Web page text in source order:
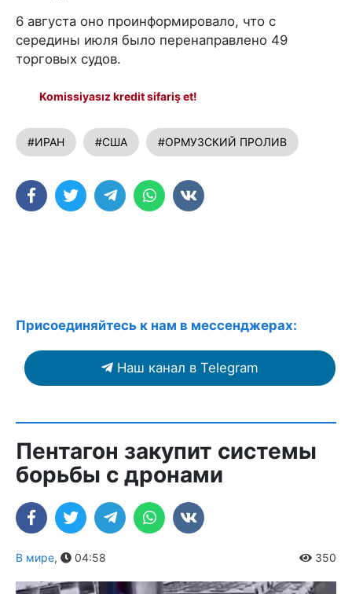
6 августа оно проинформировало, что с
середины июля было перенаправлено 49
торговых судов.
Komissiyasız kredit sifariş et!
#ИРАН #США #ОРМУЗСКИЙ ПРОЛИВ
Присоединяйтесь к нам в мессенджерах:
Наш канал в Telegram
Пентагон закупит системы
борьбы с дронами
В мире, 04:58 350